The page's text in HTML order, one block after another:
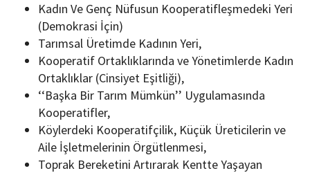
Kadın Ve Genç Nüfusun Kooperatifleşmedeki Yeri
(Demokrasi İçin)
Tarımsal Üretimde Kadının Yeri,
Kooperatif Ortaklıklarında ve Yönetimlerde Kadın
Ortaklıklar (Cinsiyet Eşitliği),
‘‘Başka Bir Tarım Mümkün’’ Uygulamasında
Kooperatifler,
Köylerdeki Kooperatifçilik, Küçük Üreticilerin ve
Aile İşletmelerinin Örgütlenmesi,
Toprak Bereketini Artırarak Kentte Yaşayan